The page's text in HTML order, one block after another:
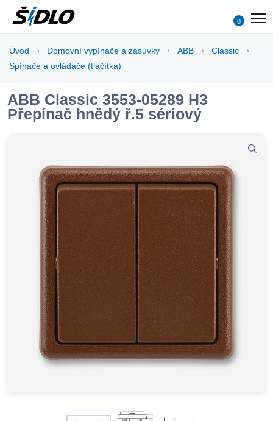
0
Úvod Domovní vypínače a zásuvky ABB
Classic
Spínače a ovládače (tlačítka)
ABB Classic 3553-05289 H3
Přepínač hnědý ř.5 sériový